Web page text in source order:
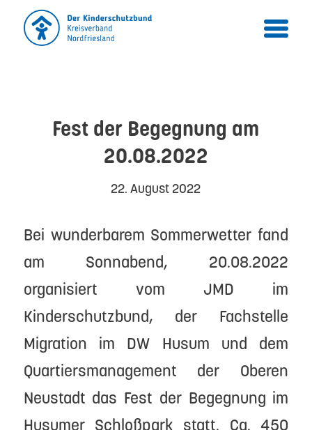
Fest der Begegnung am
20.08.2022
22. August 2022
Bei wunderbarem Sommerwetter fand
am Sonnabend, 20.08.2022
organisiert vom JMD im
Kinderschutzbund, der Fachstelle
Migration im DW Husum und dem
Quartiersmanagement der Oberen
Neustadt das Fest der Begegnung im
Husumer Schloßpark statt. Ca. 450